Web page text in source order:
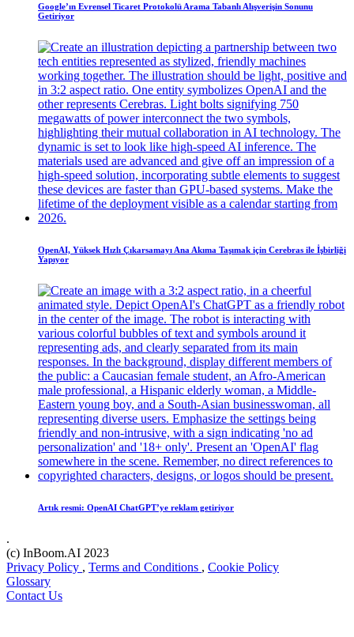
Google’ın Evrensel Ticaret Protokolü Arama Tabanlı Alışverişin Sonunu
Getiriyor
OpenAI, Yüksek Hızlı Çıkarsamayı Ana Akıma Taşımak için Cerebras ile İşbirliği
Yapıyor
Artık resmi: OpenAI ChatGPT’ye reklam getiriyor
.
(c) InBoom.AI 2023
Privacy Policy , Terms and Conditions , Cookie Policy
Glossary
Contact Us